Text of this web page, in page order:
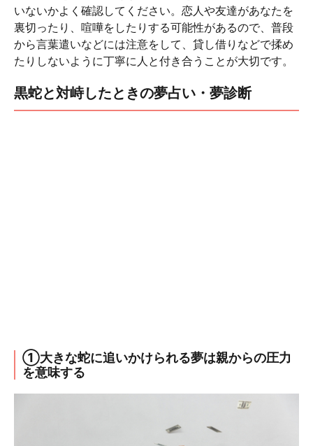
いないかよく確認してください。恋人や友達があなたを
裏切ったり、喧嘩をしたりする可能性があるので、普段
から言葉遣いなどには注意をして、貸し借りなどで揉め
たりしないように丁寧に人と付き合うことが大切です。
黒蛇と対峙したときの夢占い・夢診断
①大きな蛇に追いかけられる夢は親からの圧力
を意味する